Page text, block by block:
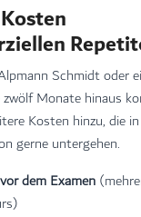
Schmidt oder
Monate hinaus
Kosten hinzu, die
gerne untergehen.
dem Examen